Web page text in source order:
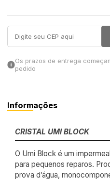
Stone
a categoria
Os prazos de entrega
pedido
Informações
CRISTAL UMI BLOCK
O Umi Block é um
para pequenos reparos.
prova d’água,